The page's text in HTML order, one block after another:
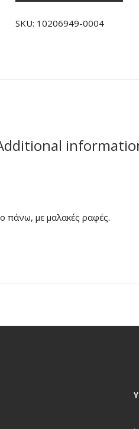
Box
SKU: 10206949-0004
πάνω, με μαλακές ραφές.